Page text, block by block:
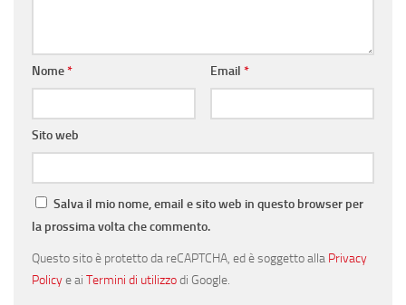
Nome* Email *
Sito web
Salva il mio nome, email e sito web in questo browser per
la prossima volta che commento.
Questo sito è protetto da reCAPTCHA, ed è soggetto alla Privacy
Policye ai Termini di utilizzodi Google.